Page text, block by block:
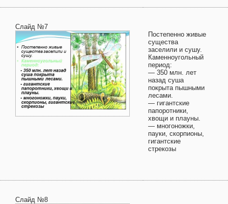
Слайд №7
Постепенно живые
существа
заселили и сушу.
Каменноугольный
период:
— 350 млн. лет
назад суша
покрыта пышными
лесами.
— гигантские
папоротники,
хвощи и плауны.
— многоножки,
пауки, скорпионы,
гигантские
стрекозы
Слайд №8